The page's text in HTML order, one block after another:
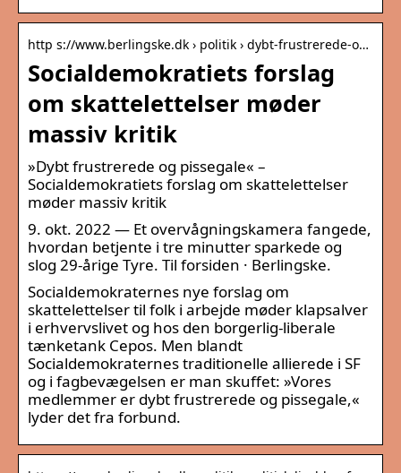
http s://www.berlingske.dk › politik › dybt-frustrerede-o…
Socialdemokratiets forslag
om skattelettelser møder
massiv kritik
»Dybt frustrerede og pissegale« –
Socialdemokratiets forslag om skattelettelser
møder massiv kritik
9. okt. 2022 — Et overvågningskamera fangede,
hvordan betjente i tre minutter sparkede og
slog 29-årige Tyre. Til forsiden · Berlingske.
Socialdemokraternes nye forslag om
skattelettelser til folk i arbejde møder klapsalver
i erhvervslivet og hos den borgerlig-liberale
tænketank Cepos. Men blandt
Socialdemokraternes traditionelle allierede i SF
og i fagbevægelsen er man skuffet: »Vores
medlemmer er dybt frustrerede og pissegale,«
lyder det fra forbund.